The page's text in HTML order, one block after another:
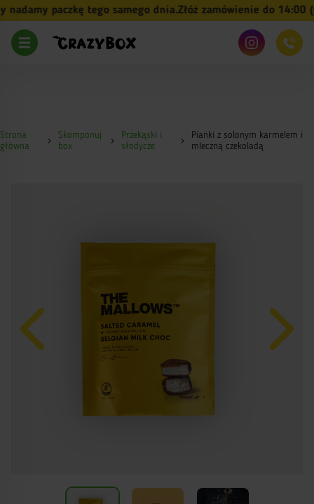
paczkę tego samego dnia. Złóż zamówienie do 14:00
Strona
główna
Skomponuj
box
Przekąski i
słodycze
Pianki z solonym karmelem i
mleczną czekoladą